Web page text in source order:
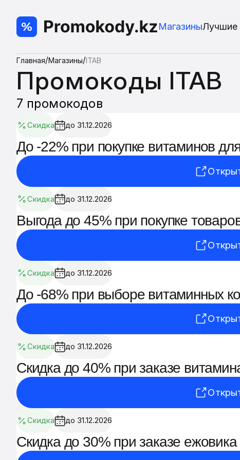
МагазиныЛучшие
Главная/Магазины/ITAB
Промокоды ITAB
7 промокодов
Скидка до 31.12.2026
До -22% при покупке витаминов
Скидка до 31.12.2026
Выгода до 45% при покупке
Скидка до 31.12.2026
До -68% при выборе витаминных
Скидка до 31.12.2026
Скидка до 40% при заказе
Скидка до 31.12.2026
Скидка до 30% при заказе ежовика